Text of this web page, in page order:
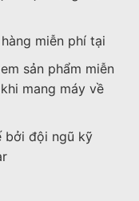
miễn phí tại
sản phẩm miễn
mang máy về
bởi đội ngũ kỹ